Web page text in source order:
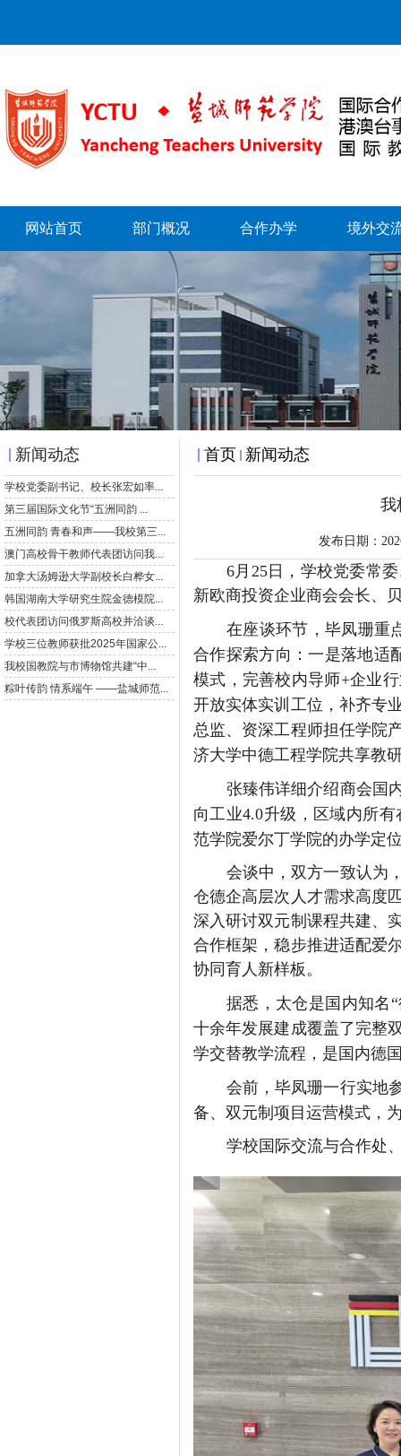
网站首页 部门概况 合作办学 境外交
新闻动态 首页 新闻动态
我
发布日期：
6月25日，学校党委常
新欧商投资企业商会会长、
在座谈环节，毕凤珊重
合作探索方向：一是落地适
模式，完善校内导师+企业
开放实体实训工位，补齐专
总监、资深工程师担任学院
济大学中德工程学院共享教
张臻伟详细介绍商会国
向工业4.0升级，区域内所
范学院爱尔丁学院的办学定
会谈中，双方一致认为
仓德企高层次人才需求高度
深入研讨双元制课程共建、
合作框架，稳步推进适配爱
协同育人新样板。
据悉， 太仓是国内知名
十余年发展建成覆盖了完整
学交替教学流程，是国内德
会前，毕凤珊一行实地
备、双元制项目运营模式，
学校国际交流与合作处